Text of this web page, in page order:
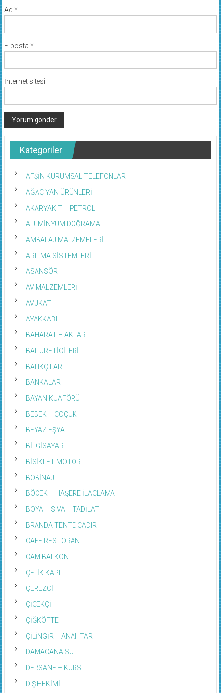
Ad *
E-posta *
İnternet sitesi
Kategoriler
AFŞİN KURUMSAL TELEFONLAR
AĞAÇ YAN ÜRÜNLERİ
AKARYAKIT – PETROL
ALÜMİNYUM DOĞRAMA
AMBALAJ MALZEMELERİ
ARITMA SİSTEMLERİ
ASANSÖR
AV MALZEMLERİ
AVUKAT
AYAKKABI
BAHARAT – AKTAR
BAL ÜRETİCİLERİ
BALIKÇILAR
BANKALAR
BAYAN KUAFÖRÜ
BEBEK – ÇOÇUK
BEYAZ EŞYA
BİLGİSAYAR
BİSİKLET MOTOR
BOBİNAJ
BÖCEK – HAŞERE İLAÇLAMA
BOYA – SIVA – TADİLAT
BRANDA TENTE ÇADIR
CAFE RESTORAN
CAM BALKON
ÇELİK KAPI
ÇEREZCİ
ÇİÇEKÇİ
ÇİĞKÖFTE
ÇİLİNGİR – ANAHTAR
DAMACANA SU
DERSANE – KURS
DIŞ HEKİMİ